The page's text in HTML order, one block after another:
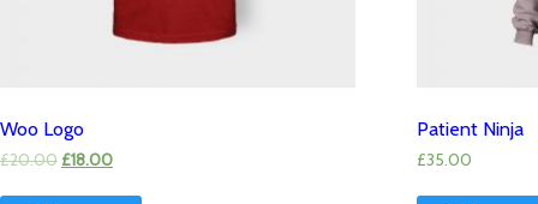
Woo Logo
£20.00 £18.00
Patient Ninja
£35.00